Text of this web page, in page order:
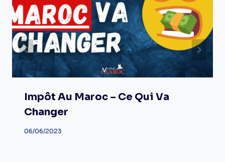
Impôt Au Maroc – Ce Qui Va
Changer
06/06/2023